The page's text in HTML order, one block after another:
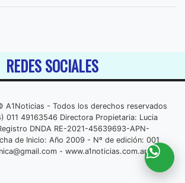
REDES SOCIALES
A1Noticias - Todos los derechos reservados
011 49163546 Directora Propietaria: Lucia
DNDA RE-2021-45639693-APN-
de Inicio: Año 2009 - Nº de edición: 001
- www.a1noticias.com.ar